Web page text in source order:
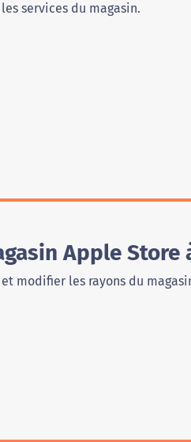
services du magasin.
Apple
modifier les rayons du